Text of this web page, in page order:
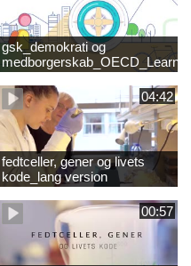
gsk_demokrati og
Compass 2030
04:42
fedtceller, gener og livets
kode_lang version
00:57